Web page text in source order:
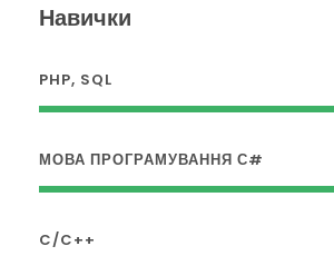
Навички
PHP, SQL
МОВА ПРОГРАМУВАННЯ С#
C/C++